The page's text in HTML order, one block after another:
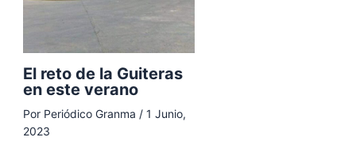
El reto de la Guiteras
en este verano
Por Periódico Granma / 1 Junio,
2023